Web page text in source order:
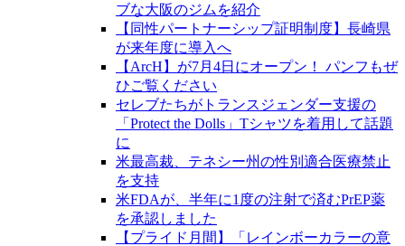
ブな大阪のジムを紹介
【同性パートナーシップ証明制度】長崎県
が来年度に導入へ
【ArcH】が7月4日にオープン！ パンフもぜ
ひご覧ください
セレブたちがトランスジェンダー支援の
「Protect the Dolls」Tシャツを着用して話題
に
米最高裁、テネシー州の性別適合医療禁止
を支持
米FDAが、半年に1度の注射で済むPrEP薬
を承認しました
【プライド月間】「レインボーカラーの意